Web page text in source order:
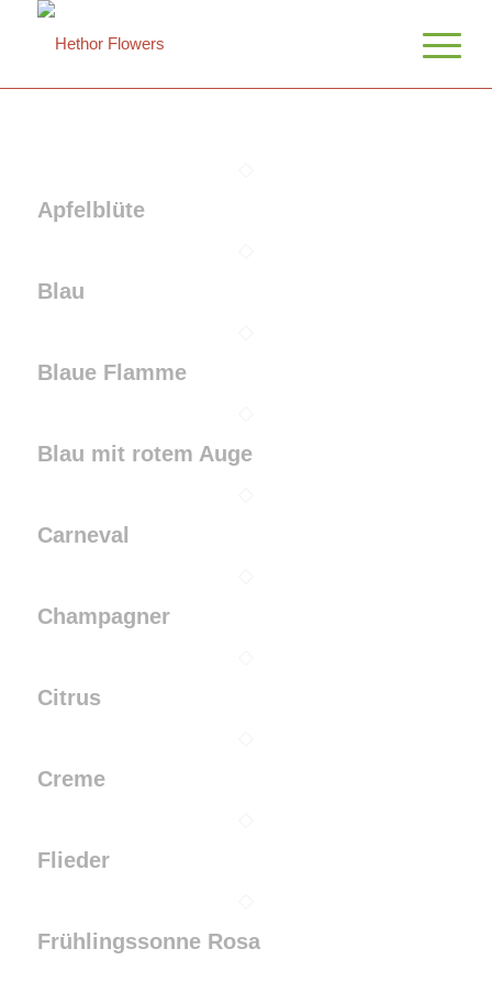
Apfelblüte
Blau
Blaue Flamme
Blau mit rotem Auge
Carneval
Champagner
Citrus
Creme
Flieder
Frühlingssonne Rosa